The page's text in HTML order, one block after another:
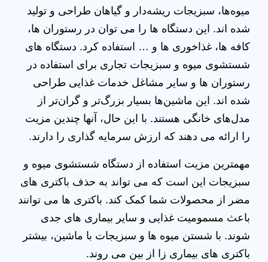
میوه‌ها، سبزیجات ریشه‌دار و گیاهان طراحی و تولید
شده اند. این دستگاه ها را می توان در رستوران ها،
کافه ها، غذاخوری ها و … استفاده کرد. دستگاه های
شستشوی میوه و سبزیجات تجاری برای استفاده در
رستوران ها و سایر مشاغل خدمات غذایی طراحی
شده اند. این ماشین‌ها بسیار بزرگ‌تر و گران‌تر از
مدل‌های خانگی هستند. با این حال، آنها چندین مزیت
را ارائه می دهند که ارزش سرمایه گذاری را دارند.
مهمترین مزیت استفاده از دستگاه شستشوی میوه و
سبزیجات این است که می تواند به حذف باکتری های
مضر از محصولات شما کمک کند. باکتری ها می توانند
باعث مسمومیت غذایی و سایر بیماری های جدی
شوند. با شستن میوه ها و سبزیجات با ماشین، بیشتر
باکتری های بیماری زا از بین می روند.